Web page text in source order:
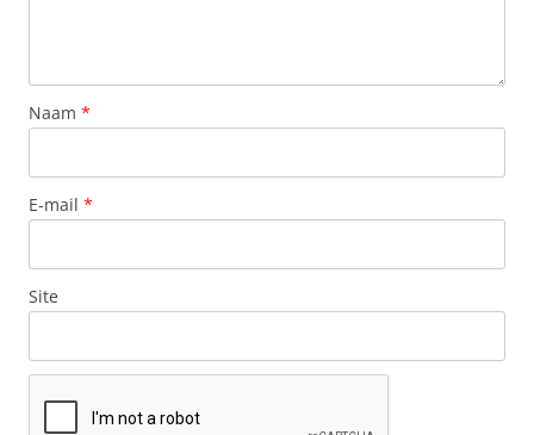
Naam *
E-mail *
Site